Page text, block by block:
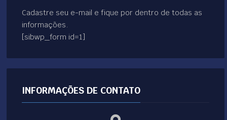
Cadastre seu e-mail e fique por dentro de todas as
informações.
[sibwp_form id=1]
INFORMAÇÕES DE CONTATO